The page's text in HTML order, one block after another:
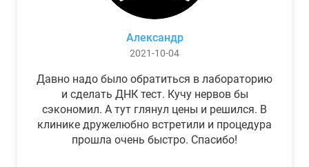
Александр
2021-10-04
Давно надо было обратиться в лабораторию
и сделать ДНК тест. Кучу нервов бы
сэкономил. А тут глянул цены и решился. В
клинике дружелюбно встретили и процедура
прошла очень быстро. Спасибо!